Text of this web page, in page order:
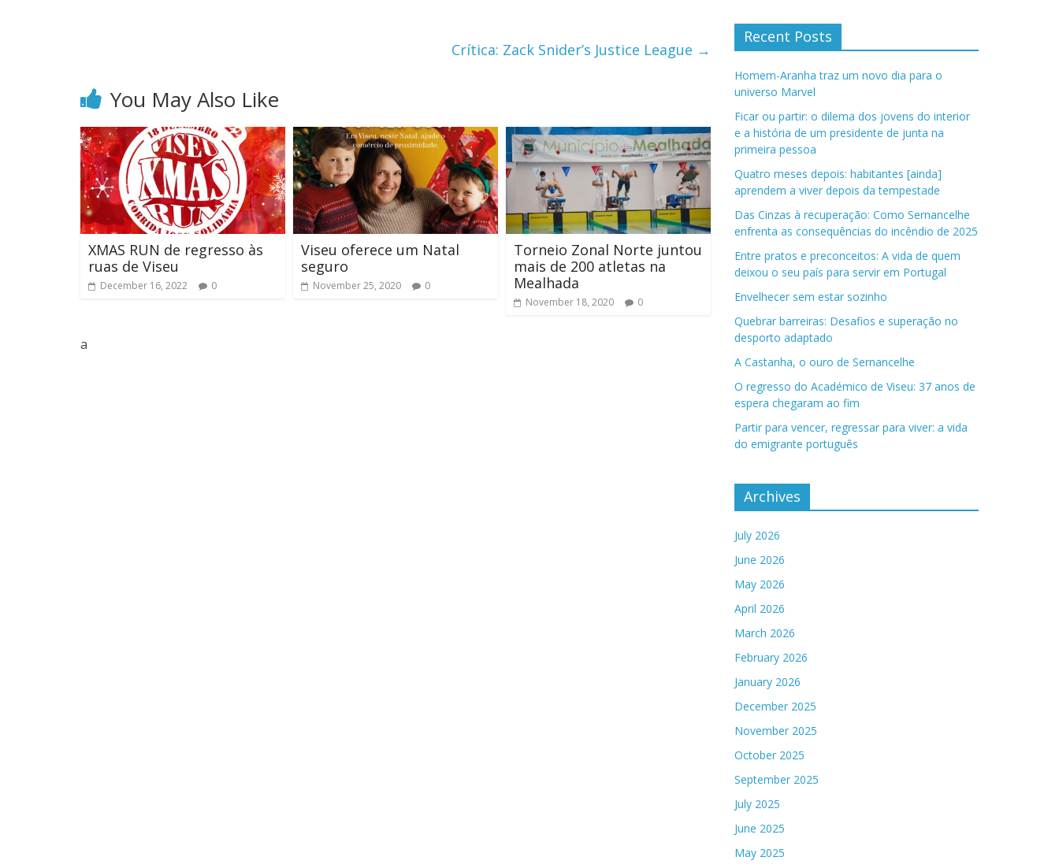
Crítica: Zack Snider’s Justice League →
You May Also Like
XMAS RUN de regresso às
ruas de Viseu
December 16, 2022 0
Viseu oferece um Natal
seguro
November 25, 2020 0
Torneio Zonal Norte juntou
mais de 200 atletas na
Mealhada
November 18, 2020 0
a
Recent Posts
Homem-Aranha traz um novo dia para o
universo Marvel
Ficar ou partir: o dilema dos jovens do interior
e a história de um presidente de junta na
primeira pessoa
Quatro meses depois: habitantes [ainda]
aprendem a viver depois da tempestade
Das Cinzas à recuperação: Como Sernancelhe
enfrenta as consequências do incêndio de 2025
Entre pratos e preconceitos: A vida de quem
deixou o seu país para servir em Portugal
Envelhecer sem estar sozinho
Quebrar barreiras: Desafios e superação no
desporto adaptado
A Castanha, o ouro de Sernancelhe
O regresso do Académico de Viseu: 37 anos de
espera chegaram ao fim
Partir para vencer, regressar para viver: a vida
do emigrante português
Archives
July 2026
June 2026
May 2026
April 2026
March 2026
February 2026
January 2026
December 2025
November 2025
October 2025
September 2025
July 2025
June 2025
May 2025